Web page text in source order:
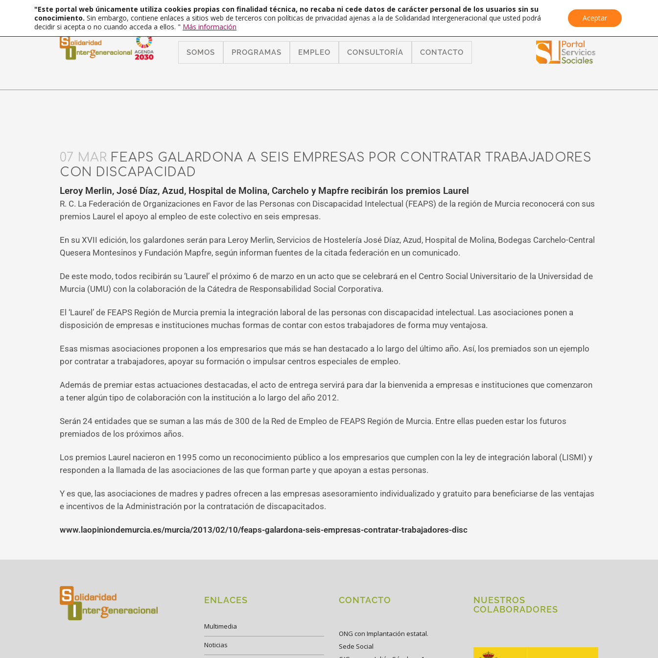
SOMOS PROGRAMAS EMPLEO CONSULTORÍA CONTACTO
07 MAR FEAPS GALARDONA A SEIS EMPRESAS POR CONTRATAR TRABAJADORES
CON DISCAPACIDAD
Leroy Merlin, José Díaz, Azud, Hospital de Molina, Carchelo y Mapfre recibirán los premios Laurel
R. C. La Federación de Organizaciones en Favor de las Personas con Discapacidad Intelectual (FEAPS) de la región de Murcia reconocerá con sus
premios Laurel el apoyo al empleo de este colectivo en seis empresas.
En su XVII edición, los galardones serán para Leroy Merlin, Servicios de Hostelería José Díaz, Azud, Hospital de Molina, Bodegas Carchelo-Central
Quesera Montesinos y Fundación Mapfre, según informan fuentes de la citada federación en un comunicado.
De este modo, todos recibirán su ‘Laurel’ el próximo 6 de marzo en un acto que se celebrará en el Centro Social Universitario de la Universidad de
Murcia (UMU) con la colaboración de la Cátedra de Responsabilidad Social Corporativa.
El ‘Laurel’ de FEAPS Región de Murcia premia la integración laboral de las personas con discapacidad intelectual. Las asociaciones ponen a
disposición de empresas e instituciones muchas formas de contar con estos trabajadores de forma muy ventajosa.
Esas mismas asociaciones proponen a los empresarios que más se han destacado a lo largo del último año. Así, los premiados son un ejemplo
por contratar a trabajadores, apoyar su formación o impulsar centros especiales de empleo.
Además de premiar estas actuaciones destacadas, el acto de entrega servirá para dar la bienvenida a empresas e instituciones que comenzaron
a tener algún tipo de colaboración con la institución a lo largo del año 2012.
Serán 24 entidades que se suman a las más de 300 de la Red de Empleo de FEAPS Región de Murcia. Entre ellas pueden estar los futuros
premiados de los próximos años.
Los premios Laurel nacieron en 1995 como un reconocimiento público a los empresarios que cumplen con la ley de integración laboral (LISMI) y
responden a la llamada de las asociaciones de las que forman parte y que apoyan a estas personas.
Y es que, las asociaciones de madres y padres ofrecen a las empresas asesoramiento individualizado y gratuito para beneficiarse de las ventajas
e incentivos de la Administración por la contratación de discapacitados.
www.laopiniondemurcia.es/murcia/2013/02/10/feaps-galardona-seis-empresas-contratar-trabajadores-disc
ENLACES
Multimedia
Noticias
CONTACTO
ONG con Implantación estatal.
Sede Social
NUESTROS
COLABORADORES
"Este portal web únicamente utiliza cookies propias con finalidad técnica, no recaba ni cede datos de carácter personal de los usuarios sin su
conocimiento. Sin embargo, contiene enlaces a sitios web de terceros con políticas de privacidad ajenas a la de Solidaridad Intergeneracional que usted podrá
decidir si acepta o no cuando acceda a ellos. " Más información
Aceptar